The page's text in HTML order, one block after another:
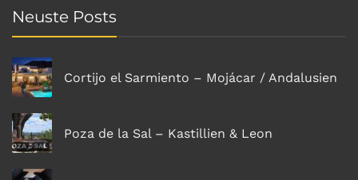
Neuste Posts
Cortijo el Sarmiento – Mojácar / Andalusien
Poza de la Sal – Kastillien & Leon